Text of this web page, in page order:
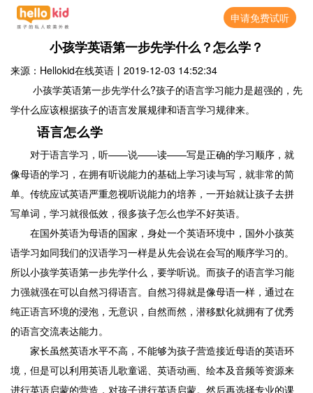
申请免费试听
小孩学英语第一步先学什么？怎么学？
来源：Hellokid在线英语 丨 2019-12-03 14:52:34
小孩学英语第一步先学什么?孩子的语言学习能力是超强的，先
学什么应该根据孩子的语言发展规律和语言学习规律来。
语言怎么学
对于语言学习，听——说——读——写是正确的学习顺序，就
像母语的学习，在拥有听说能力的基础上学习读与写，就非常的简
单。传统应试英语严重忽视听说能力的培养，一开始就让孩子去拼
写单词，学习就很低效，很多孩子怎么也学不好英语。
在国外英语为母语的国家，身处一个英语环境中，国外小孩英
语学习如同我们的汉语学习一样是从先会说在会写的顺序学习的。
所以小孩学英语第一步先学什么，要学听说。而孩子的语言学习能
力强就强在可以自然习得语言。自然习得就是像母语一样，通过在
纯正语言环境的浸泡，无意识，自然而然，潜移默化就拥有了优秀
的语言交流表达能力。
家长虽然英语水平不高，不能够为孩子营造接近母语的英语环
境，但是可以利用英语儿歌童谣、英语动画、绘本及音频等资源来
进行英语启蒙的营造，对孩子进行英语启蒙。然后再选择专业的课